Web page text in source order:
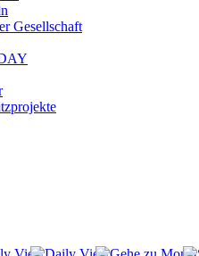
Gesellschaft